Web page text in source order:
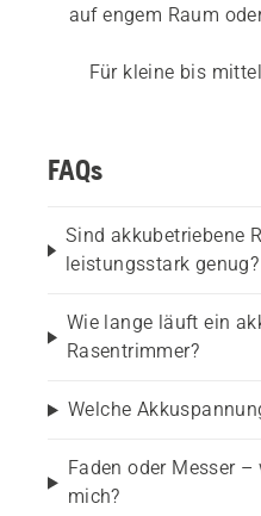
auf engem Raum
Für kleine bis
Pflege, das
Wenn Sie alle
sehen Sie sich
Wofür sind
FAQs
Sind akkubetriebene
leistungsstark genug?
Wie lange läuft ein
Rasentrimmer?
Welche
Faden oder Messer
mich?